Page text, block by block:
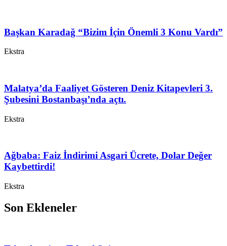
Başkan Karadağ “Bizim İçin Önemli 3 Konu Vardı”
Ekstra
Malatya’da Faaliyet Gösteren Deniz Kitapevleri 3.
Şubesini Bostanbaşı’nda açtı.
Ekstra
Ağbaba: Faiz İndirimi Asgari Ücrete, Dolar Değer
Kaybettirdi!
Ekstra
Son Ekleneler